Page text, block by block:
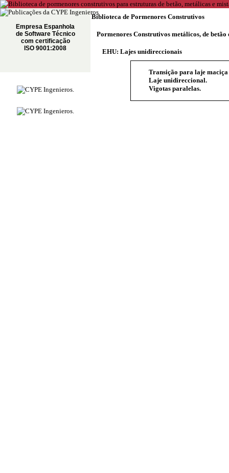
Empresa Espanhola
de Software Técnico
com certificação
ISO 9001:2008
Biblioteca de Pormenores Construtivos
Pormenores Construtivos metálicos, de betão
EHU: Lajes unidireccionais
Transição para laje
Laje unidireccional.
Vigotas paralelas.